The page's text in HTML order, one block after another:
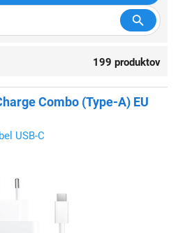
199 produktov
Combo (Type-A) EU
USB-C